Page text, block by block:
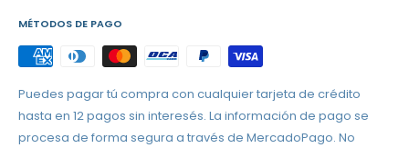
Opciones de entrega:
Montevideo:
Envío 24 horas:Llega al día siguiente.
Interior del país:
MÉTODOS DE PAGO
Puedes pagar tú compra con cualquier tarjeta de crédito
hasta en 12 pagos sin interesés. La información de pago se
procesa de forma segura a través de MercadoPago. No